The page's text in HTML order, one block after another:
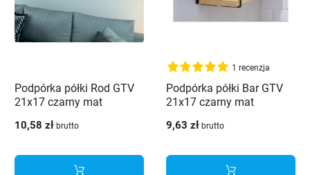
Podpórka półki Rod GTV
21x17 czarny mat
10,58 zł brutto
1 recenzja
Podpórka półki Bar GTV
21x17 czarny mat
9,63 zł brutto